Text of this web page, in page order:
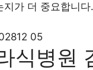
지가 더 중요합니다.
식병원